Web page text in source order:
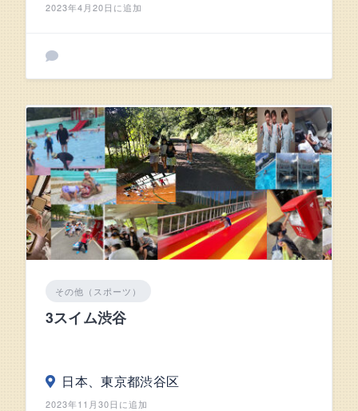
2023年4月20日に追加
その他（スポーツ）
3スイム渋谷
日本、東京都渋谷区
2023年11月30日に追加